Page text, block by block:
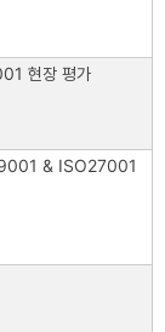
현장 평가
& ISO27001